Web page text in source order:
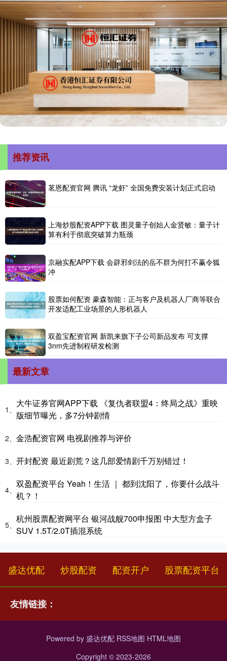
推荐资讯
茗恩配资官网 腾讯 “龙虾” 全国免费安装计划正式启动
上海炒股配资APP下载 图灵量子创始人金贤敏：量子计
算有利于彻底突破算力瓶颈
京融实配APP下载 会辟邪剑法的岳不群为何打不赢令狐
冲
股票如何配资 豪森智能：正与客户及机器人厂商等联合
开发适配工业场景的人形机器人
双盈宝配资官网 新凯来旗下子公司新品发布 可支撑
3nm先进制程研发检测
最新文章
1、
大牛证券官网APP下载 《复仇者联盟4：终局之战》重映
版细节曝光，多7分钟剧情
2、 金浩配资官网 电视剧推荐与评价
3、 开封配资 最近剧荒？这几部爱情剧千万别错过！
4、
双盈配资平台 Yeah！生活 ｜ 都到沈阳了，你要什么战斗
机？！
5、
杭州股票配资网平台 银河战舰700申报图 中大型方盒子
SUV 1.5T/2.0T插混系统
盛达优配 炒股配资 配资开户 股票配资平台
友情链接：
Powered by 盛达优配 RSS地图 HTML地图
Copyright © 2023-2026